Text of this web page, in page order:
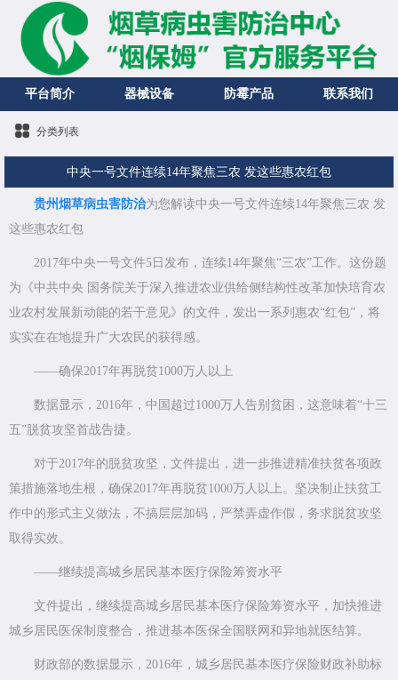
平台简介 器械设备 防霉产品 联系我们
分类列表
中央一号文件连续14年聚焦三农 发这些惠农红包
贵州烟草病虫害防治为您解读中央一号文件连续14年聚焦三农 发
这些惠农红包
2017年中央一号文件5日发布，连续14年聚焦“三农”工作。这份题
为《中共中央 国务院关于深入推进农业供给侧结构性改革加快培育农
业农村发展新动能的若干意见》的文件，发出一系列惠农“红包”，将
实实在在地提升广大农民的获得感。
——确保2017年再脱贫1000万人以上
数据显示，2016年，中国超过1000万人告别贫困，这意味着“十三
五”脱贫攻坚首战告捷。
对于2017年的脱贫攻坚，文件提出，进一步推进精准扶贫各项政
策措施落地生根，确保2017年再脱贫1000万人以上。坚决制止扶贫工
作中的形式主义做法，不搞层层加码，严禁弄虚作假，务求脱贫攻坚
取得实效。
——继续提高城乡居民基本医疗保险筹资水平
文件提出，继续提高城乡居民基本医疗保险筹资水平，加快推进
城乡居民医保制度整合，推进基本医保全国联网和异地就医结算。
财政部的数据显示，2016年，城乡居民基本医疗保险财政补助标